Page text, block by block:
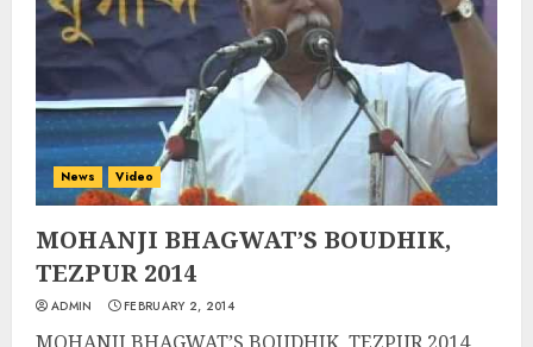
News Video
MOHANJI BHAGWAT’S BOUDHIK,
TEZPUR 2014
ADMIN FEBRUARY 2, 2014